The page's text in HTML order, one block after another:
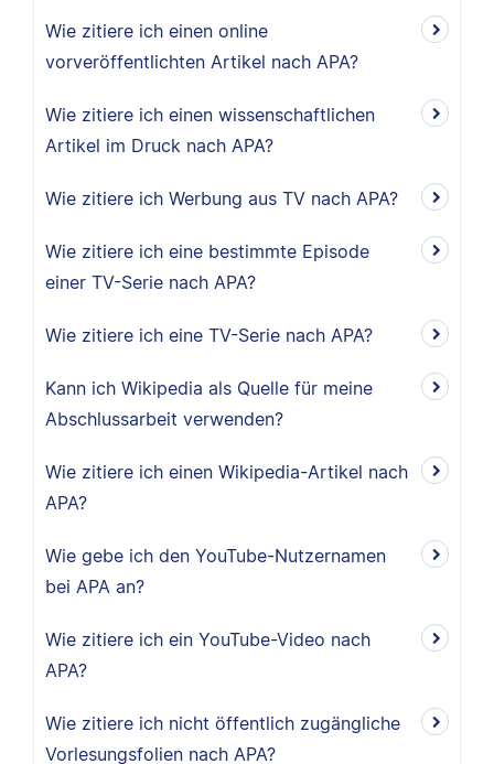
Wie zitiere ich einen online
vorveröffentlichten Artikel nach APA?
Wie zitiere ich einen wissenschaftlichen
Artikel im Druck nach APA?
Wie zitiere ich Werbung aus TV nach APA?
Wie zitiere ich eine bestimmte Episode
einer TV-Serie nach APA?
Wie zitiere ich eine TV-Serie nach APA?
Kann ich Wikipedia als Quelle für meine
Abschlussarbeit verwenden?
Wie zitiere ich einen Wikipedia-Artikel nach
APA?
Wie gebe ich den YouTube-Nutzernamen
bei APA an?
Wie zitiere ich ein YouTube-Video nach
APA?
Wie zitiere ich nicht öffentlich zugängliche
Vorlesungsfolien nach APA?